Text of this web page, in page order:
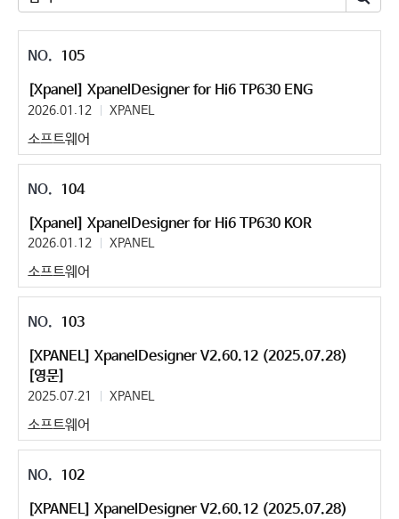
105
[Xpanel] XpanelDesigner for Hi6 TP630 ENG
2026.01.12 XPANEL
소프트웨어
104
[Xpanel] XpanelDesigner for Hi6 TP630 KOR
2026.01.12 XPANEL
소프트웨어
103
[XPANEL] XpanelDesigner V2.60.12 (2025.07.28)
[영문]
2025.07.21 XPANEL
소프트웨어
102
[XPANEL] XpanelDesigner V2.60.12 (2025.07.28)